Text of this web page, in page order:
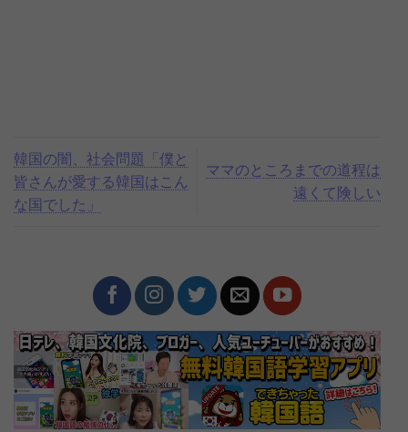
韓国の闇、社会問題「僕と
皆さんが愛する韓国はこん
な国でした」
ママのところまでの道程は
遠くて険しい